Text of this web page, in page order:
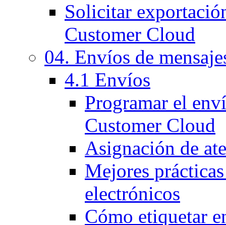
Solicitar
Customer Cloud
04. Envíos de
4.1 Envíos
Programar el
Customer Cloud
Asignación de
Mejores
electrónicos
Cómo etiquetar